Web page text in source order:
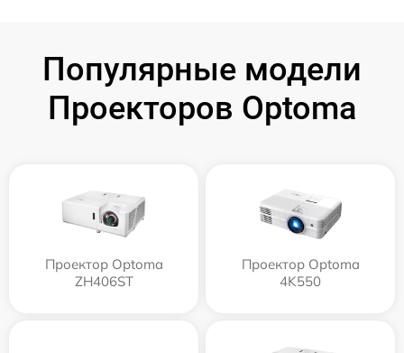
Популярные модели
Проекторов Optoma
Проектор Optoma
ZH406ST
Проектор Optoma
4K550